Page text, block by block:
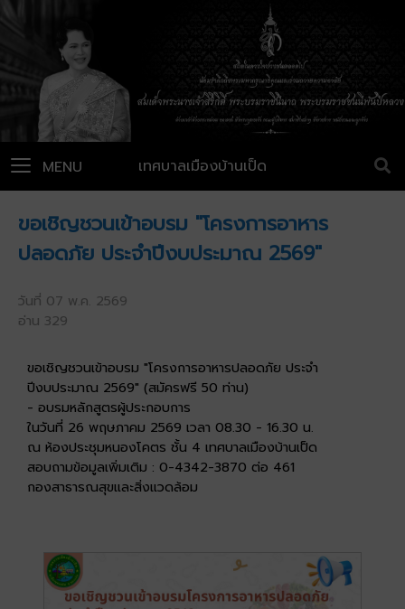
เทศบาลเมืองบ้านเป็ด
MENU
ขอเชิญชวนเข้าอบรม "โครงการอาหาร
ปลอดภัย ประจำปีงบประมาณ 2569"
วันที่ 07 พ.ค. 2569
อ่าน 329
ขอเชิญชวนเข้าอบรม "โครงการอาหารปลอดภัย ประจำ
ปีงบประมาณ 2569" (สมัครฟรี 50 ท่าน)
- อบรมหลักสูตรผู้ประกอบการ
ในวันที่ 26 พฤษภาคม 2569 เวลา 08.30 - 16.30 น.
ณ ห้องประชุมหนองโคตร ชั้น 4 เทศบาลเมืองบ้านเป็ด
สอบถามข้อมูลเพิ่มเติม : 0-4342-3870 ต่อ 461
กองสาธารณสุขและสิ่งแวดล้อม